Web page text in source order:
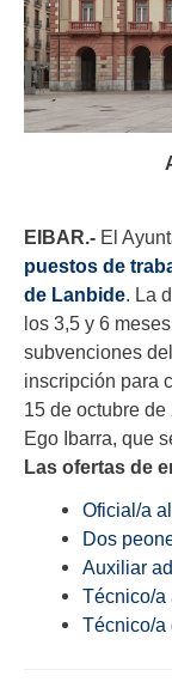
EIBAR.- El
puestos de
de Lanbide. La
los 3,5 y 6
subvenciones
inscripción para
15 de octubre
Ego Ibarra, que
Las ofertas de
Oficial/a
Dos
Auxiliar
Técnico/a
Técnico/a